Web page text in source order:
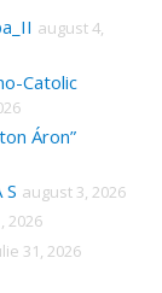
august 4,
Catolic
Áron”
august 3, 2026
2026
31, 2026